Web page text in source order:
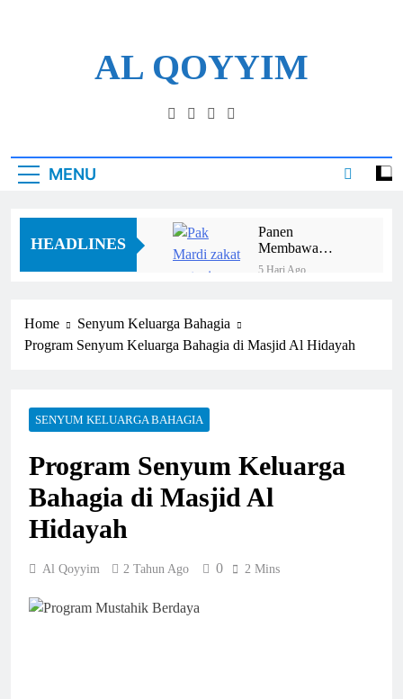
AL QOYYIM
MENU
HEADLINES
Panen
Membawa
Berkah, Pak
5 Hari Ago
yang Ditinggalkan
Suaminya
5 Hari Ago
Mualaf Ini Kehilangan
Perkuat Tata Kelola
dan Yayasan At-Taqwa
Nguter Sepakati
Pengalihan Manajemen
LAZIS At-Taqwa
Dua Hari Menunggu
Demi Satu Lubang
Kancing
1 Minggu Ago
Menolak Murtad Demi
Home
Senyum Keluarga Bahagia
Program Senyum Keluarga Bahagia di Masjid Al Hidayah
SENYUM KELUARGA BAHAGIA
Program Senyum Keluarga
Bahagia di Masjid Al
Hidayah
Al Qoyyim 2 Tahun Ago 0 2 Mins